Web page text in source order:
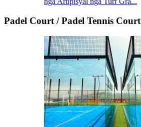
Padel Court / Padel Tennis Court